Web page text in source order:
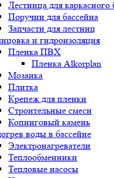
Лестница для каркасного
Поручни для бассейна
Запчасти для лестниц
и гидроизоляция
Пленка ПВХ
Пленка Alkorplan
Мозаика
Плитка
Крепеж для пленки
Строительные смеси
Копинговый камень
воды в бассейне
Электронагреватели
Теплообменники
Тепловые насосы